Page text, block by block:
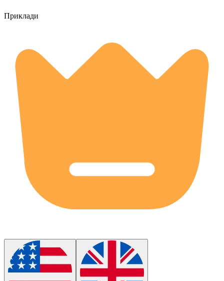
Приклади